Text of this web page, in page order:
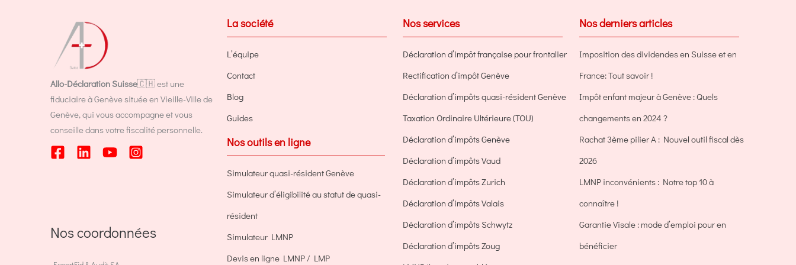
fiscale!
Allo-Déclaration Suisse🇨🇭 est une
fiduciaire à Genève située en Vieille-Ville de
Genève, qui vous accompagne et vous
conseille dans votre fiscalité personnelle.
Nos coordonnées
La société
L’équipe
Contact
Blog
Guides
Nos outils en ligne
Simulateur quasi-résident Genève
Simulateur d’éligibilité au statut de quasi-
résident
Simulateur LMNP
Devis en ligne LMNP / LMP
Nos services
Déclaration d’impôt française pour frontalier
Rectification d’impôt Genève
Déclaration d’impôts quasi-résident Genève
Taxation Ordinaire Ultérieure (TOU)
Déclaration d’impôts Genève
Déclaration d’impôts Vaud
Déclaration d’impôts Zurich
Déclaration d’impôts Valais
Déclaration d’impôts Schwytz
Déclaration d’impôts Zoug
Nos derniers articles
Imposition des dividendes en Suisse et en
France: Tout savoir !
Impôt enfant majeur à Genève : Quels
changements en 2024 ?
Rachat 3ème pilier A : Nouvel outil fiscal dès
2026
LMNP inconvénients : Notre top 10 à
connaître !
Garantie Visale : mode d’emploi pour en
bénéficier